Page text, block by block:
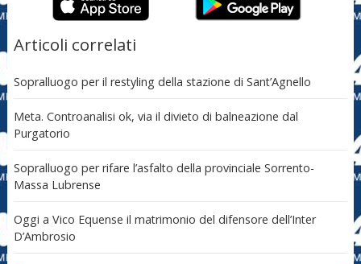
Articoli correlati
Sopralluogo per il restyling della stazione di Sant’Agnello
Meta. Controanalisi ok, via il divieto di balneazione dal
Purgatorio
Sopralluogo per rifare l’asfalto della provinciale Sorrento-
Massa Lubrense
Oggi a Vico Equense il matrimonio del difensore dell’Inter
D’Ambrosio